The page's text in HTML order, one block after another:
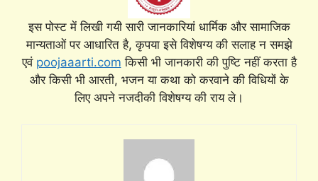
इस पोस्ट में लिखी गयी सारी जानकारियां धार्मिक और सामाजिक
मान्यताओं पर आधारित है, कृपया इसे विशेषग्य की सलाह न समझे
एवं poojaaarti.com किसी भी जानकारी की पुष्टि नहीं करता है
और किसी भी आरती, भजन या कथा को करवाने की विधियों के
लिए अपने नजदीकी विशेषग्य की राय ले।